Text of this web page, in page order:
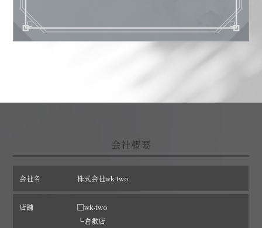
会社概要
会社名 株式会社wk-two
店舗
□wk-two
┗倉敷店